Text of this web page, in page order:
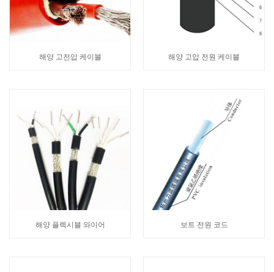
해양 고전압 케이블 해양 고압 전원 케이블
해양 플렉시블 와이어 보트 전원 코드